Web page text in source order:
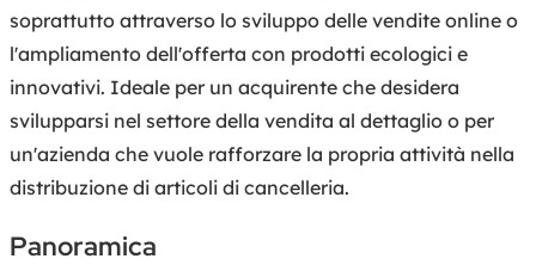
soprattutto attraverso lo sviluppo delle vendite online o
l'ampliamento dell'offerta con prodotti ecologici e
innovativi. Ideale per un acquirente che desidera
svilupparsi nel settore della vendita al dettaglio o per
un'azienda che vuole rafforzare la propria attività nella
distribuzione di articoli di cancelleria.
Panoramica